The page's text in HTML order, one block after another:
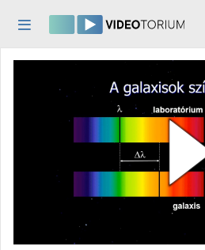
Kategóriák
Lejátszási listák
Intézmények